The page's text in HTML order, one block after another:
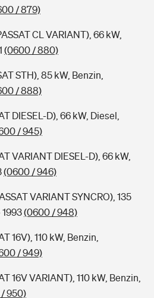
/ 879)
CL VARIANT), 66 kW,
(0600 / 880)
STH), 85 kW, Benzin,
/ 888)
DIESEL-D), 66 kW, Diesel,
/ 945)
VARIANT DIESEL-D), 66 kW,
(0600 / 946)
VARIANT SYNCRO), 135
(0600 / 948)
16V), 110 kW, Benzin,
/ 949)
16V VARIANT), 110 kW, Benzin,
950)